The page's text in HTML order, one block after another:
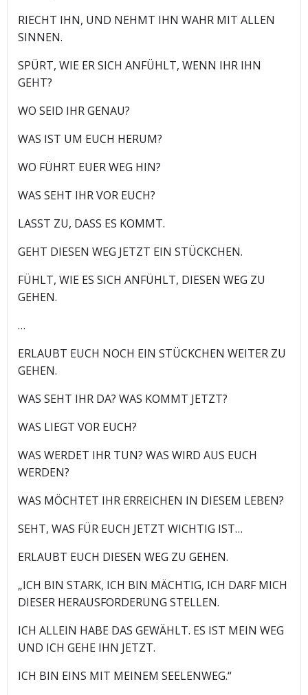
RIECHT IHN, UND NEHMT IHN WAHR MIT ALLEN
SINNEN.
SPÜRT, WIE ER SICH ANFÜHLT, WENN IHR IHN
GEHT?
WO SEID IHR GENAU?
WAS IST UM EUCH HERUM?
WO FÜHRT EUER WEG HIN?
WAS SEHT IHR VOR EUCH?
LASST ZU, DASS ES KOMMT.
GEHT DIESEN WEG JETZT EIN STÜCKCHEN.
FÜHLT, WIE ES SICH ANFÜHLT, DIESEN WEG ZU
GEHEN.
…
ERLAUBT EUCH NOCH EIN STÜCKCHEN WEITER ZU
GEHEN.
WAS SEHT IHR DA? WAS KOMMT JETZT?
WAS LIEGT VOR EUCH?
WAS WERDET IHR TUN? WAS WIRD AUS EUCH
WERDEN?
WAS MÖCHTET IHR ERREICHEN IN DIESEM LEBEN?
SEHT, WAS FÜR EUCH JETZT WICHTIG IST…
ERLAUBT EUCH DIESEN WEG ZU GEHEN.
„ICH BIN STARK, ICH BIN MÄCHTIG, ICH DARF MICH
DIESER HERAUSFORDERUNG STELLEN.
ICH ALLEIN HABE DAS GEWÄHLT. ES IST MEIN WEG
UND ICH GEHE IHN JETZT.
ICH BIN EINS MIT MEINEM SEELENWEG.“